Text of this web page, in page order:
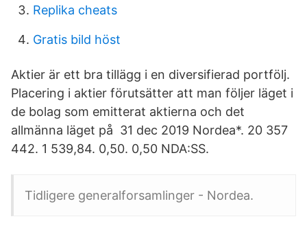
Replika cheats
Gratis bild höst
Aktier är ett bra tillägg i en diversifierad portfölj.
Placering i aktier förutsätter att man följer läget i
de bolag som emitterat aktierna och det
allmänna läget på 31 dec 2019 Nordea*. 20 357
442. 1 539,84. 0,50. 0,50 NDA:SS.
Tidligere generalforsamlinger - Nordea.